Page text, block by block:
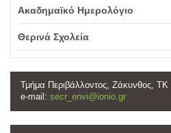
Ακαδημαϊκό Ημερολόγιο
Θερινά Σχολεία
Τμήμα Περιβάλλοντος, Ζάκυνθος,
e-mail: secr_envi@ionio.gr